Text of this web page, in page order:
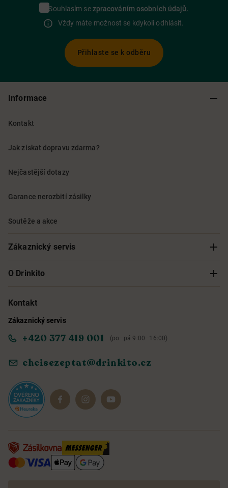
Souhlasím sezpracováním osobních údajů.
Vždy máte možnost se kdykoli odhlásit.
Přihlaste se k odběru
Informace
Kontakt
Jak získat dopravu zdarma?
Nejčastější dotazy
Garance nerozbití zásilky
Soutěže a akce
Zákaznický servis
Sledování objednávky
Obchodní podmínky
Ochrana osobních údajů
Reklamace a vrácení
O Drinkito
O nás
Informace o přístupnosti služby
Dárkové sady
Kontakt
Zákaznický servis
+420 377 419 001 (po–pá 9:00–16:00)
chcisezeptat@drinkito.cz